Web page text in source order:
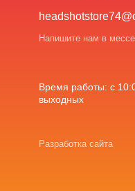
Напишите нам в
Разработка сайта
Время работы: с
выходных